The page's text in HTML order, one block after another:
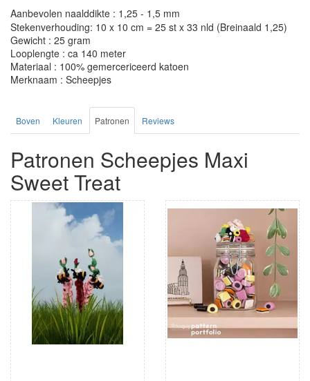
Aanbevolen naalddikte : 1,25 - 1,5 mm
Stekenverhouding: 10 x 10 cm = 25 st x 33 nld (Breinaald 1,25)
Gewicht : 25 gram
Looplengte : ca 140 meter
Materiaal : 100% gemercericeerd katoen
Merknaam : Scheepjes
Boven Kleuren Patronen Reviews
Patronen Scheepjes Maxi
Sweet Treat